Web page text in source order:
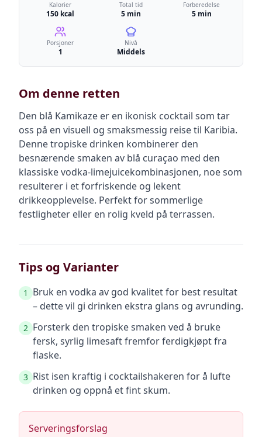
Kalorier
150 kcal
Total tid
5 min
Forberedelse
5 min
Porsjoner
1
Nivå
Middels
Om denne retten
Den blå Kamikaze er en ikonisk cocktail som tar
oss på en visuell og smaksmessig reise til Karibia.
Denne tropiske drinken kombinerer den
besnærende smaken av blå curaçao med den
klassiske vodka-limejuicekombinasjonen, noe som
resulterer i et forfriskende og lekent
drikkeopplevelse. Perfekt for sommerlige
festligheter eller en rolig kveld på terrassen.
Tips og Varianter
1
Bruk en vodka av god kvalitet for best resultat
– dette vil gi drinken ekstra glans og avrunding.
2 Forsterk den tropiske smaken ved å bruke
fersk, syrlig limesaft fremfor ferdigkjøpt fra
flaske.
3 Rist isen kraftig i cocktailshakeren for å lufte
drinken og oppnå et fint skum.
Serveringsforslag